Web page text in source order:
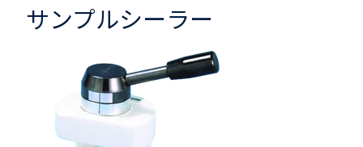
サンプルシーラー